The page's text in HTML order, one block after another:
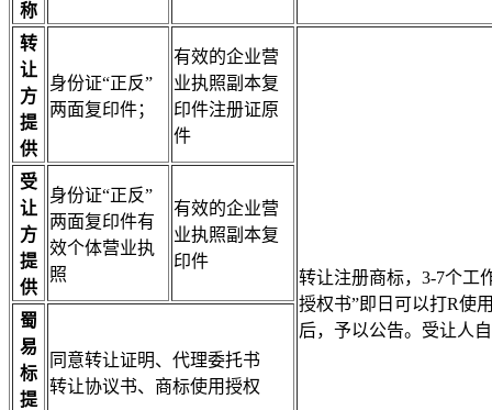
称
转
让
方
提
供
身份证“正反”
两面复印件；
有效的企业营
业执照副本复
印件注册证原
件
转让注册商标，3-7个工
授权书”即日可以打R使
后，予以公告。受让人
受
让
方
提
供
身份证“正反”
两面复印件有
效个体营业执
照
有效的企业营
业执照副本复
印件
蜀
易
标
提
同意转让证明、代理委托书
转让协议书、商标使用授权